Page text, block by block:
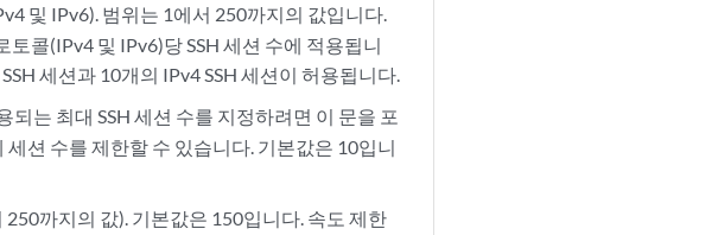
및 IPv6). 범위는 1에서 250까지의 값입니다.
콜(IPv4 및 IPv6)당 SSH 세션 수에 적용됩니
세션과 10개의 IPv4 SSH 세션이 허용됩니다.
되는 최대 SSH 세션 수를 지정하려면 이 문을 포
션 수를 제한할 수 있습니다. 기본값은 10입니
까지의 값). 기본값은 150입니다. 속도 제한